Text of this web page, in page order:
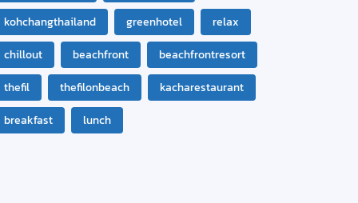
kohchangthailand greenhotel
relax
chillout
beachfront
beachfrontresort
thefil
thefilonbeach
kacharestaurant
breakfast
lunch